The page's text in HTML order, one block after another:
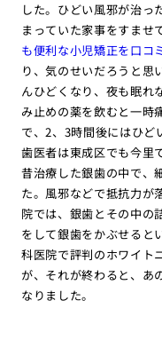
した。ひどい風邪が治っ
まっていた家事をすませ
も便利な小児矯正を口コ
り、気のせいだろうと思
んひどくなり、夜も眠れ
み止めの薬を飲むと一時
で、2、3時間後にはひど
歯医者は東成区でも今里
昔治療した銀歯の中で、
た。風邪などで抵抗力が
院では、銀歯とその中の
をして銀歯をかぶせると
科医院で評判のホワイト
が、それが終わると、あ
なりました。